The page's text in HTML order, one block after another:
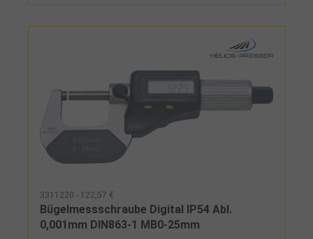
3311220 - 122,57 €
Bügelmessschraube Digital IP54 Abl.
0,001mm DIN863-1 MB0-25mm